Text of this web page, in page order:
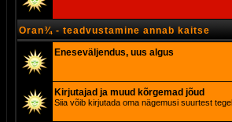
Oran¾ - teadvustamine annab kaitse
Eneseväljendus, uus algus
Kirjutajad ja muud kõrgemad jõud
Siia võib kirjutada oma nägemusi suurtest